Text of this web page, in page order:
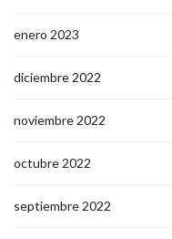
enero 2023
diciembre 2022
noviembre 2022
octubre 2022
septiembre 2022